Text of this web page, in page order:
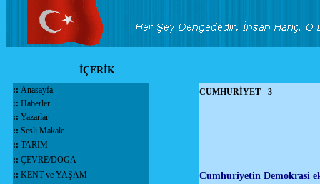
İÇERİK
:: Anasayfa
:: Haberler
:: Yazarlar
:: Sesli Makale
:: TARIM
:: ÇEVRE/DOGA
:: KENT ve YAŞAM
CUMHURİYET - 3
Cumhuriyetin Demokrasi